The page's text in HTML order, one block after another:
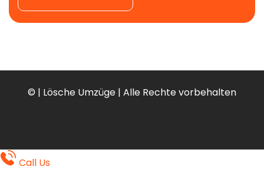
© | Lösche Umzüge | Alle Rechte vorbehalten
Call Us